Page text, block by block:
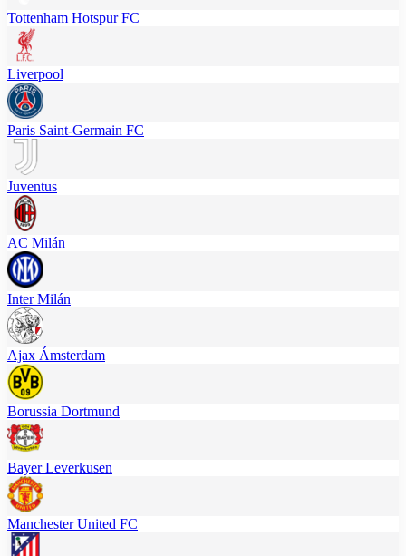
Tottenham Hotspur FC
Liverpool
Paris Saint-Germain FC
Juventus
AC Milán
Inter Milán
Ajax Ámsterdam
Borussia Dortmund
Bayer Leverkusen
Manchester United FC